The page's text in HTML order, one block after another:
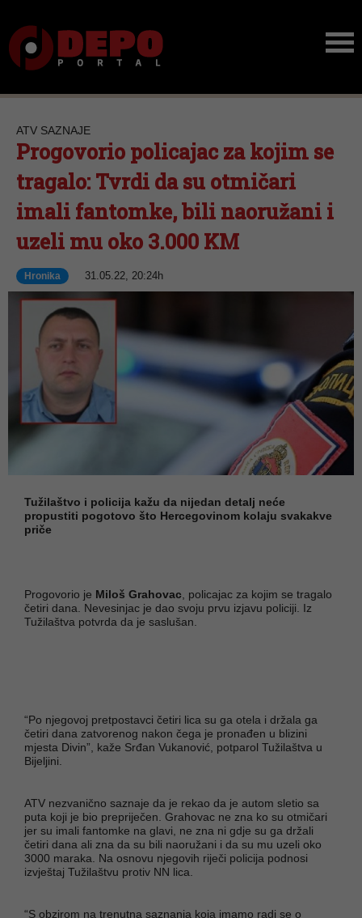
ATV SAZNAJE
Progovorio policajac za kojim se
tragalo: Tvrdi da su otmičari
imali fantomke, bili naoružani i
uzeli mu oko 3.000 KM
Hronika 31.05.22, 20:24h
Tužilaštvo i policija kažu da nijedan detalj neće
propustiti pogotovo što Hercegovinom kolaju svakakve
priče
Progovorio je Miloš Grahovac , policajac za kojim se tragalo
četiri dana. Nevesinjac je dao svoju prvu izjavu policiji. Iz
Tužilaštva potvrda da je saslušan.
“Po njegovoj pretpostavci četiri lica su ga otela i držala ga
četiri dana zatvorenog nakon čega je pronađen u blizini
mjesta Divin”, kaže Srđan Vukanović, potparol Tužilaštva u
Bijeljini.
ATV nezvanično saznaje da je rekao da je autom sletio sa
puta koji je bio prepriječen. Grahovac ne zna ko su otmičari
jer su imali fantomke na glavi, ne zna ni gdje su ga držali
četiri dana ali zna da su bili naoružani i da su mu uzeli oko
3000 maraka. Na osnovu njegovih riječi policija podnosi
izvještaj Tužilaštvu protiv NN lica.
“S obzirom na trenutna saznanja koja imamo radi se o